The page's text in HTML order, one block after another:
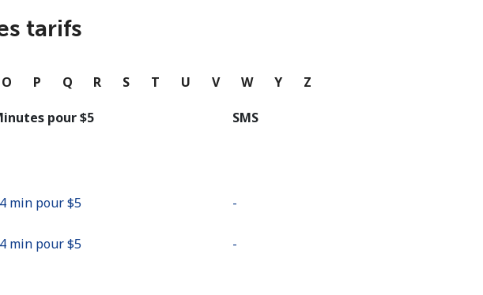
tarifs
O P Q R S T U V W Y Z
pour ⁦$5⁩ SMS
min pour ⁦$5⁩ -
min pour ⁦$5⁩ -